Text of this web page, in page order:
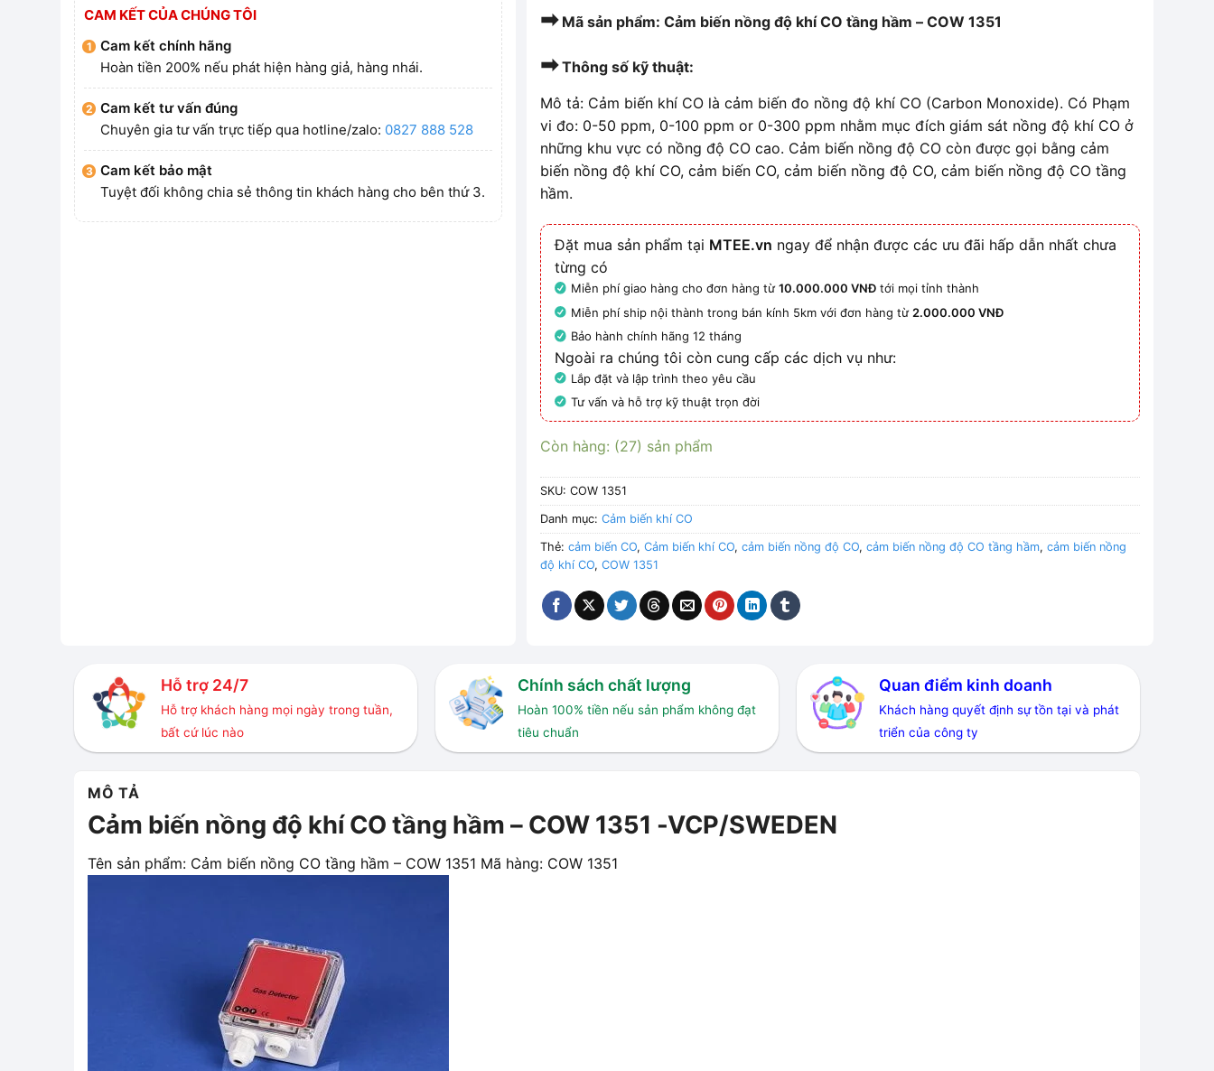
CAM KẾT CỦA CHÚNG TÔI
Cam kết chính hãng
Hoàn tiền 200% nếu phát hiện hàng giả, hàng nhái.
Cam kết tư vấn đúng
Chuyên gia tư vấn trực tiếp qua hotline/zalo: 0827 888 528
Cam kết bảo mật
Tuyệt đối không chia sẻ thông tin khách hàng cho bên thứ 3.
➡Mã sản phẩm: Cảm biến nồng độ khí CO tầng hầm – COW 1351
➡Thông số kỹ thuật:
Mô tả: Cảm biến khí CO là cảm biến đo nồng độ khí CO (Carbon Monoxide). Có Phạm
vi đo: 0-50 ppm, 0-100 ppm or 0-300 ppm nhằm mục đích giám sát nồng độ khí CO ở
những khu vực có nồng độ CO cao. Cảm biến nồng độ CO còn được gọi bằng cảm
biến nồng độ khí CO, cảm biến CO, cảm biến nồng độ CO, cảm biến nồng độ CO tầng
hầm.
Đặt mua sản phẩm tại MTEE.vn ngay để nhận được các ưu đãi hấp dẫn nhất chưa
từng có
Miễn phí giao hàng cho đơn hàng từ10.000.000 VNĐ tới mọi tỉnh thành
Miễn phí ship nội thành trong bán kính 5km với đơn hàng từ 2.000.000 VNĐ
Bảo hành chính hãng 12 tháng
Ngoài ra chúng tôi còn cung cấp các dịch vụ như:
Lắp đặt và lập trình theo yêu cầu
Tư vấn và hỗ trợ kỹ thuật trọn đời
Còn hàng: (27) sản phẩm
SKU:COW 1351
Danh mục:Cảm biến khí CO
Thẻ:cảm biến CO,Cảm biến khí CO,cảm biến nồng độ CO,cảm biến nồng độ CO tầng hầm,cảm biến nồng
độ khí CO,COW 1351
Hỗ trợ 24/7
Hỗ trợ khách hàng mọi ngày trong tuần,
bất cứ lúc nào
Chính sách chất lượng
Hoàn 100% tiền nếu sản phẩm không đạt
tiêu chuẩn
Quan điểm kinh doanh
Khách hàng quyết định sự tồn tại và phát
triển của công ty
MÔ TẢ
Cảm biến nồng độ khí CO tầng hầm – COW 1351 -VCP/SWEDEN
Tên sản phẩm: Cảm biến nồng CO tầng hầm – COW 1351 Mã hàng: COW 1351